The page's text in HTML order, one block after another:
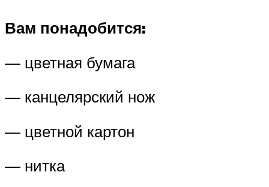
Вам понадобится:
— цветная бумага
— канцелярский нож
— цветной картон
— нитка